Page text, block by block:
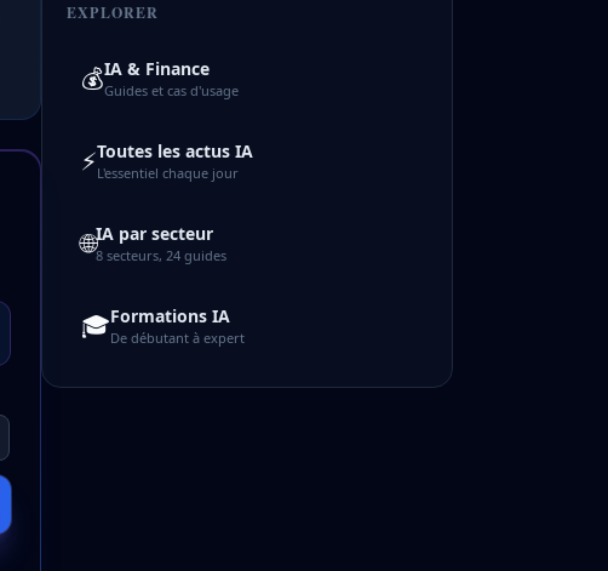
EXPLORER
💰IA & Finance
Guides et cas d'usage
⚡Toutes les actus IA
L'essentiel chaque jour
🌐IA par secteur
8 secteurs, 24 guides
🎓Formations IA
De débutant à expert